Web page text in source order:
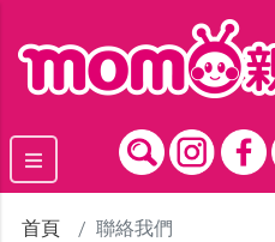
首頁 聯絡我們